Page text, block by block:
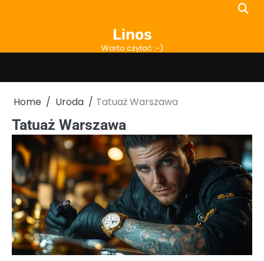
Linos
Warto czytać :-)
Home Uroda Tatuaż Warszawa
Tatuaż Warszawa